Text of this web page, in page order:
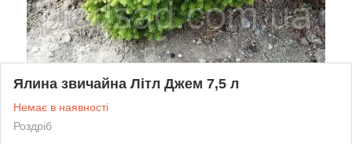
Ялина звичайна Літл Джем 7,5 л
Немає в наявності
Роздріб